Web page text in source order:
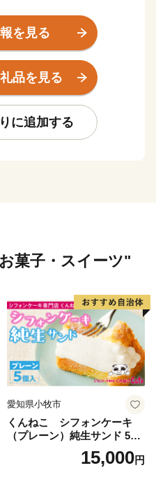
開放したオープンガーデ
が見学に訪れています。
けて実施したブックスタ
りにも力を入れていま
ル工場（サッポロビール
の立地が進んでいます。
を見る
品を見る
に追加する
菓子・スイーツ"
愛知県小牧市
くんねこ シフォンケーキ
（プレーン）純生サンド 5個
15,000円